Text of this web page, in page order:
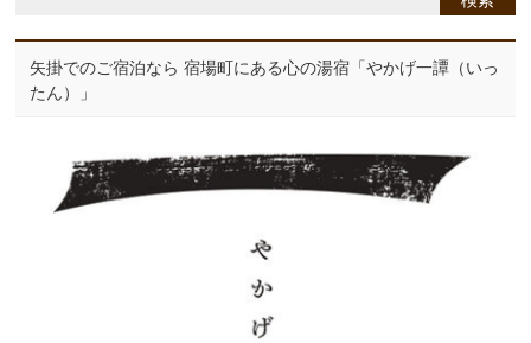
矢掛でのご宿泊なら 宿場町にある心の湯宿「やかげ一譚（いっ
たん）」